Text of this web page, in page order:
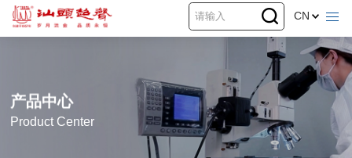
CN
产品中心
Product Center